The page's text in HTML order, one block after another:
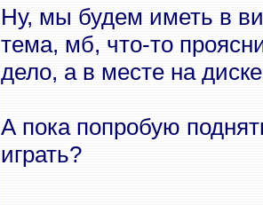
Ну, мы будем иметь в
тема, мб, что-то
дело, а в месте на
А пока попробую
играть?